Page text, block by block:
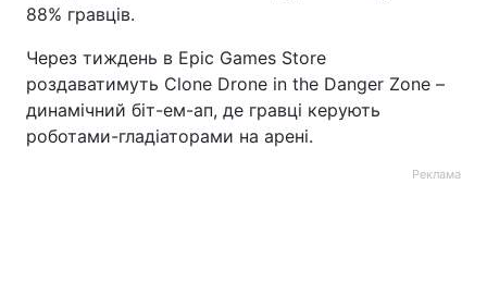
88% гравців.
Через тиждень в Epic Games Store
роздаватимуть Clone Drone in the Danger Zone –
динамічний біт-ем-ап, де гравці керують
роботами-гладіаторами на арені.
Реклама